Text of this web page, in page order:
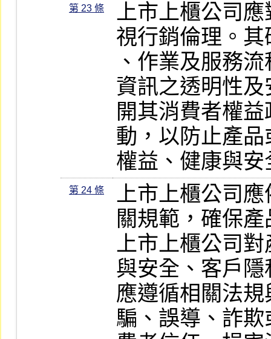
第 23 條
上市上櫃公司
視行銷倫理。
、作業及服務
資訊之透明性
開其消費者權
動，以防止產
權益、健康與安
第 24 條
上市上櫃公司
關規範，確保
上市上櫃公司
與安全、客戶
應遵循相關法
騙、誤導、詐